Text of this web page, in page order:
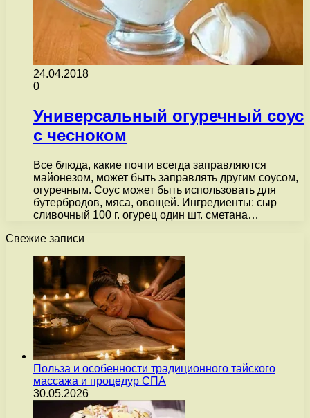
24.04.2018
0
Универсальный огуречный соус
с чесноком
Все блюда, какие почти всегда заправляются
майонезом, может быть заправлять другим соусом,
огуречным. Соус может быть использовать для
бутербродов, мяса, овощей. Ингредиенты: сыр
сливочный 100 г. огурец один шт. сметана…
Свежие записи
Польза и особенности традиционного тайского
массажа и процедур СПА
30.05.2026